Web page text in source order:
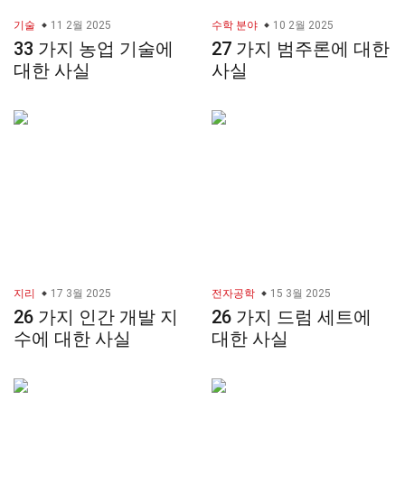
기술 11 2월 2025
33 가지 농업 기술에
대한 사실
수학 분야 10 2월 2025
27 가지 범주론에 대한
사실
지리 17 3월 2025
26 가지 인간 개발 지
수에 대한 사실
전자공학 15 3월 2025
26 가지 드럼 세트에
대한 사실